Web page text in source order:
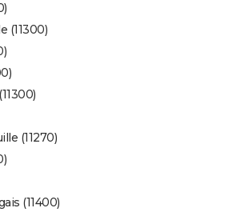
(11300)
(11270)
(11400)